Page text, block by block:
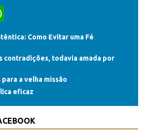
h
at
s
A
p
p
Como Evitar uma Fé
contradições, todavia amada por
a velha missão
eficaz